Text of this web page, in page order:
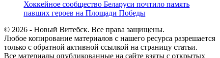
Хоккейное сообщество Беларуси почтило память
павших героев на Площади Победы
© 2026 - Новый Витебск. Все права защищены.
Любое копирование материалов с нашего ресурса разрешается
только с обратной активной ссылкой на страницу статьи.
Все материалы опубликованные на сайте взяты с открытых